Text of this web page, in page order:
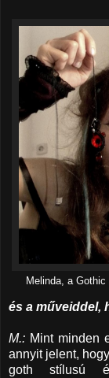
Melinda, a
és a műveiddel,
M.: Mint minden
annyit jelent,
goth stílusú